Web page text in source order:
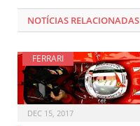
NOTÍCIAS RELACIONADAS
FERRARI
DEC 15, 2017